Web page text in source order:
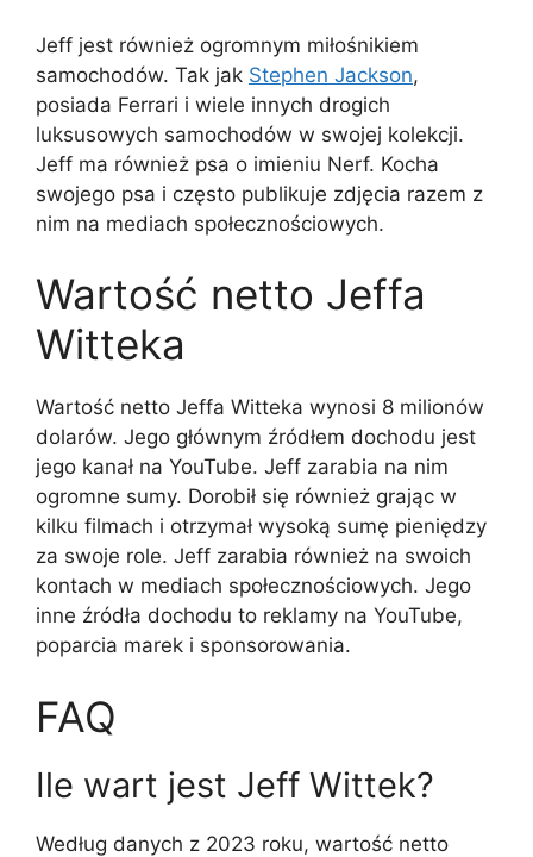
Jeff jest również ogromnym miłośnikiem
samochodów. Tak jak Stephen Jackson,
posiada Ferrari i wiele innych drogich
luksusowych samochodów w swojej kolekcji.
Jeff ma również psa o imieniu Nerf. Kocha
swojego psa i często publikuje zdjęcia razem z
nim na mediach społecznościowych.
Wartość netto Jeffa
Witteka
Wartość netto Jeffa Witteka wynosi 8 milionów
dolarów. Jego głównym źródłem dochodu jest
jego kanał na YouTube. Jeff zarabia na nim
ogromne sumy. Dorobił się również grając w
kilku filmach i otrzymał wysoką sumę pieniędzy
za swoje role. Jeff zarabia również na swoich
kontach w mediach społecznościowych. Jego
inne źródła dochodu to reklamy na YouTube,
poparcia marek i sponsorowania.
FAQ
Ile wart jest Jeff Wittek?
Według danych z 2023 roku, wartość netto